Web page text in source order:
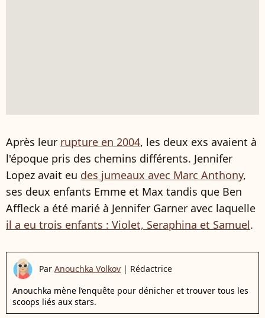
Après leur rupture en 2004, les deux exs avaient à
l'époque pris des chemins différents. Jennifer
Lopez avait eu des jumeaux avec Marc Anthony,
ses deux enfants Emme et Max tandis que Ben
Affleck a été marié à Jennifer Garner avec laquelle
il a eu trois enfants : Violet, Seraphina et Samuel.
Par Anouchka Volkov | Rédactrice
Anouchka mène l’enquête pour dénicher et trouver tous les
scoops liés aux stars.